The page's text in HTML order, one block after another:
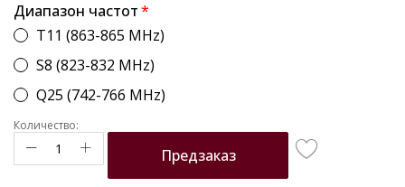
Диапазон частот
T11 (863-865 MHz)
S8 (823-832 MHz)
Q25 (742-766 MHz)
Количество:
Предзаказ